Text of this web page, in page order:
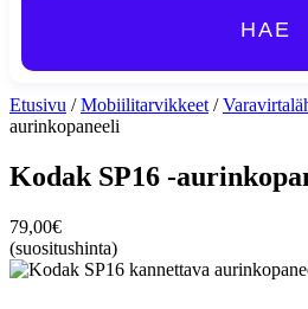
HAE
Etusivu /Mobiilitarvikkeet /
aurinkopaneeli
Kodak SP16 -
79,00€
(suositushinta)